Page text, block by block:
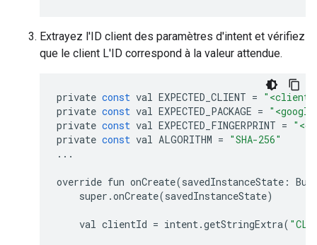
Extrayez l'ID client des paramètres d'intent et vérifiez
que le client L'ID correspond à la valeur attendue.
private const val EXPECTED_CLIENT = "<client-
private const val EXPECTED_PACKAGE =
private const val EXPECTED_FINGERPRINT =
private const val ALGORITHM = "SHA-256"
...
override fun onCreate(savedInstanceState :
super .onCreate(savedInstanceState)
val clientId = intent.getStringExtra(